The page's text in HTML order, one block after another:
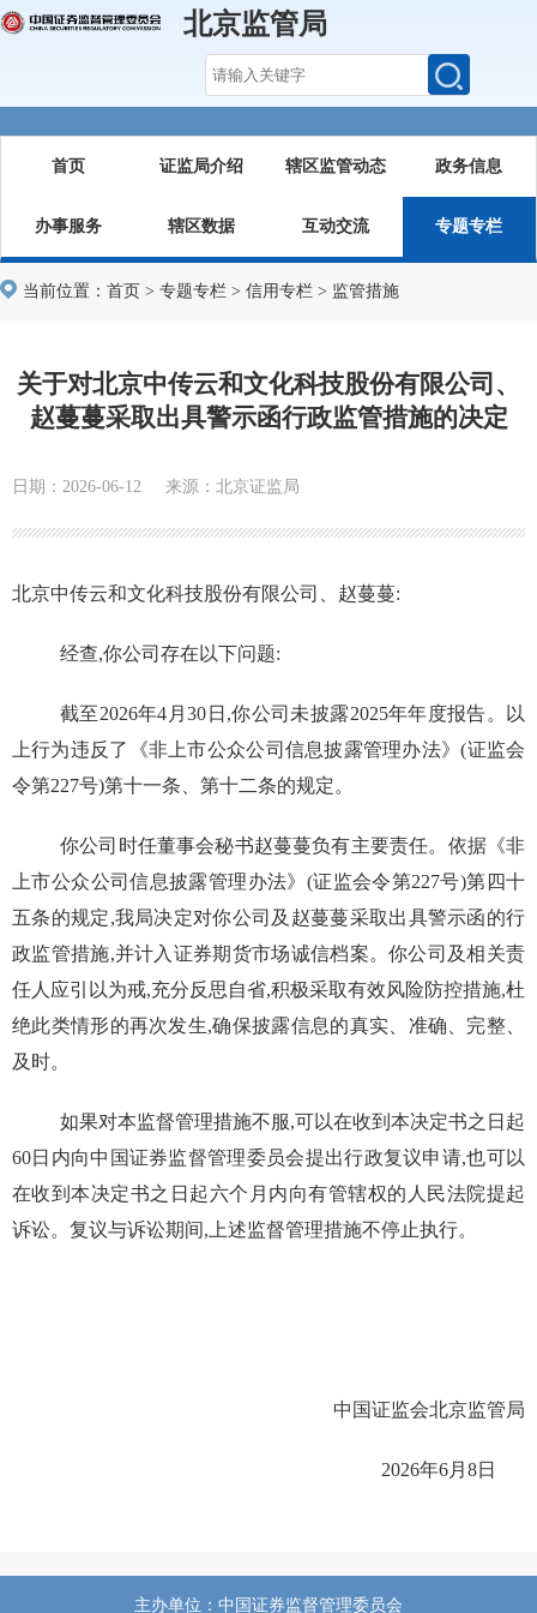
北京监管局
首页 证监局介绍 辖区监管动态 政务信息
办事服务 辖区数据 互动交流 专题专栏
当前位置： 首页 > 专题专栏 > 信用专栏 > 监管措施
关于对北京中传云和文化科技股份有限公司、
赵蔓蔓采取出具警示函行政监管措施的决定
日期：2026-06-12 来源：北京证监局
北京中传云和文化科技股份有限公司、赵蔓蔓:
经查,你公司存在以下问题:
截至2026年4月30 日,你公司未披露2025年年度报告。 以
上行为违反了《非上市公众公司信息披露管理办法》(证监会
令第227号)第十一条、第十二条的规定。
你公司 时任董事会秘书赵蔓蔓负有主要责任。依据《非
上市公众公司信息披露管理办法》(证监会令第227号)第四十
五条的规定,我局决定对你公司及赵蔓蔓采取出具警示函的行
政监管措施,并计入证券期货市场诚信档案。你公司 及相关责
任人应引以为戒,充分反思自省,积极采取有效风险防控措施,杜
绝此类情形的再次发生,确保披露信息的真实、准确、完整、
及时。
如果对本监督管理措施不服,可以在收到本决定书之日起
60日内向中国证券监督管理委员会提出行政复议申请,也可以
在收到本决定书之日起六个月内向有管辖权的人民法院提起
诉讼。复议与诉讼期间,上述监督管理措施不停止执行。
中国证监会北京监管局
2026年6月8日
主办单位：中国证券监督管理委员会